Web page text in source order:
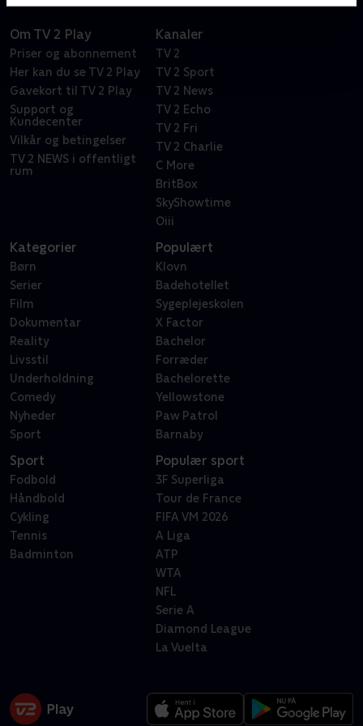
Om TV 2 Play
Priser og abonnement
Her kan du se TV 2 Play
Gavekort til TV 2 Play
Support og
Kundecenter
Vilkår og betingelser
TV 2 NEWS i offentligt
rum
Kanaler
TV 2
TV 2 Sport
TV 2 News
TV 2 Echo
TV 2 Fri
TV 2 Charlie
C More
BritBox
SkyShowtime
Oiii
Kategorier
Børn
Serier
Film
Dokumentar
Reality
Livsstil
Underholdning
Comedy
Nyheder
Sport
Populært
Klovn
Badehotellet
Sygeplejeskolen
X Factor
Bachelor
Forræder
Bachelorette
Yellowstone
Paw Patrol
Barnaby
Sport
Fodbold
Håndbold
Cykling
Tennis
Badminton
Populær sport
3F Superliga
Tour de France
FIFA VM 2026
A Liga
ATP
WTA
NFL
Serie A
Diamond League
La Vuelta